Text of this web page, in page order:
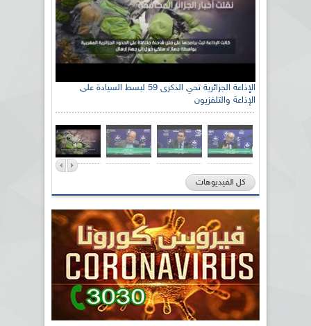
الإذاعة الجزائرية تحي الذكرى 59 لبسط السيادة على
الإذاعة والتلفزيون
كل الفيديوهات